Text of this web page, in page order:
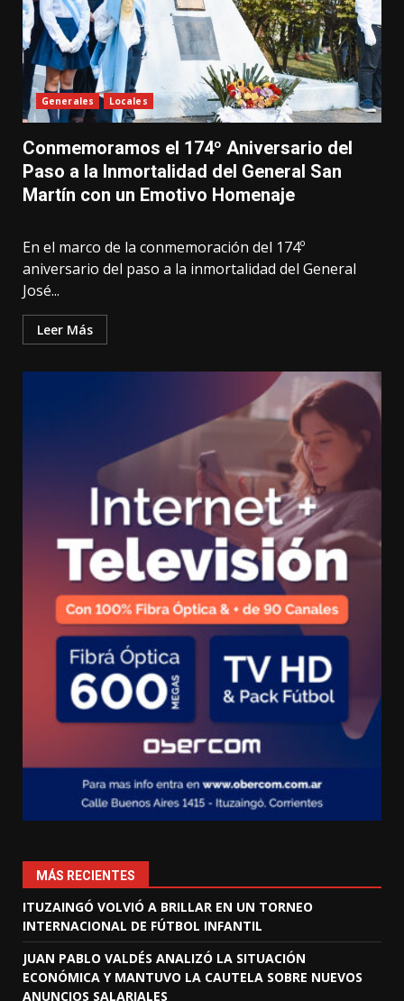
Generales Locales
Conmemoramos el 174º Aniversario del
Paso a la Inmortalidad del General San
Martín con un Emotivo Homenaje
En el marco de la conmemoración del 174º
aniversario del paso a la inmortalidad del General
José...
Leer Más
MÁS RECIENTES
ITUZAINGÓ VOLVIÓ A BRILLAR EN UN TORNEO
INTERNACIONAL DE FÚTBOL INFANTIL
JUAN PABLO VALDÉS ANALIZÓ LA SITUACIÓN
ECONÓMICA Y MANTUVO LA CAUTELA SOBRE NUEVOS
ANUNCIOS SALARIALES